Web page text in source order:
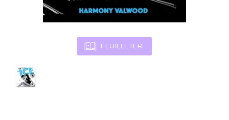
FEUILLETER